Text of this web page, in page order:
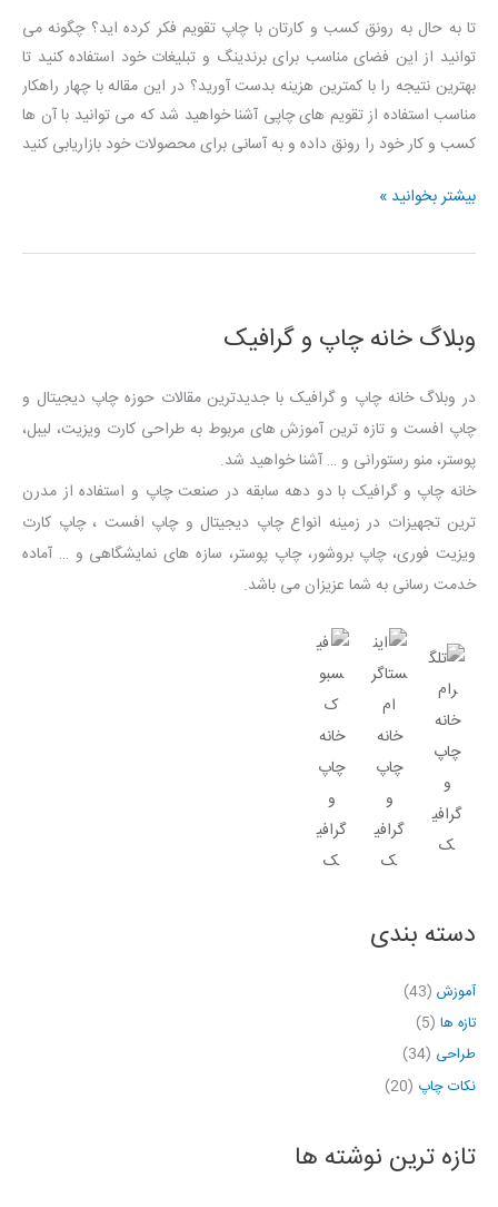
تا به حال به رونق کسب و کارتان با چاپ تقویم فکر کرده اید؟ چگونه می
توانید از این فضای مناسب برای برندینگ و تبلیغات خود استفاده کنید تا
بهترین نتیجه را با کمترین هزینه بدست آورید؟ در این مقاله با چهار راهکار
مناسب استفاده از تقویم های چاپی آشنا خواهید شد که می توانید با آن ها
کسب و کار خود را رونق داده و به آسانی برای محصولات خود بازاریابی کنید
چهار
رونق
کار
چاپ
تقویم
بیشتر بخوانید »
وبلاگ خانه چاپ و گرافیک
در وبلاگ خانه چاپ و گرافیک با جدیدترین مقالات حوزه چاپ دیجیتال و
چاپ افست و تازه ترین آموزش های مربوط به طراحی کارت ویزیت، لیبل،
پوستر، منو رستورانی و … آشنا خواهید شد.
خانه چاپ و گرافیک با دو دهه سابقه در صنعت چاپ و استفاده از مدرن
ترین تجهیزات در زمینه انواع چاپ دیجیتال و چاپ افست ، چاپ کارت
ویزیت فوری، چاپ بروشور، چاپ پوستر، سازه های نمایشگاهی و … آماده
خدمت رسانی به شما عزیزان می باشد.
دسته بندی
آموزش (43)
تازه ها (5)
طراحی (34)
نکات چاپ (20)
تازه ترین نوشته ها